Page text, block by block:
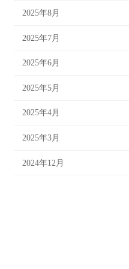
2025年8月
2025年7月
2025年6月
2025年5月
2025年4月
2025年3月
2024年12月